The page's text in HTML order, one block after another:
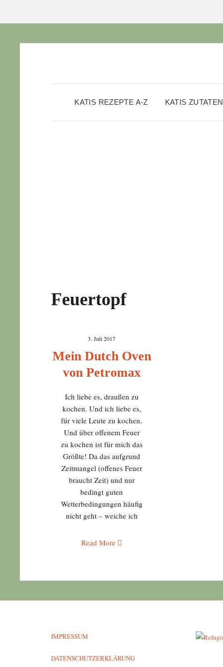
KATIS REZEPTE A-Z KATIS ZUTATEN
Feuertopf
3. Juli 2017
Mein Dutch Oven
von Petromax
Ich liebe es, draußen zu
kochen. Und ich liebe es,
für viele Leute zu kochen.
Und über offenem Feuer
zu kochen ist für mich das
Größte! Da das aufgrund
Zeitmangel (offenes Feuer
braucht Zeit) und nur
bedingt guten
Wetterbedingungen häufig
nicht geht – weiche ich
Read More
IMPRESSUM
DATENSCHUTZERKLÄRUNG